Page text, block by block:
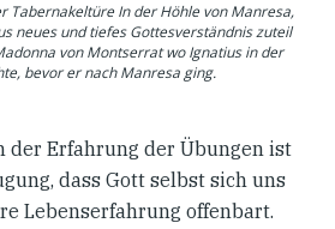
Tabernakeltüre In der Höhle von Manresa,
neues und tiefes Gottesverständnis zuteil
von Montserrat wo Ignatius in der
bevor er nach Manresa ging.
der Erfahrung der Übungen ist
dass Gott selbst sich uns
Lebenserfahrung offenbart.